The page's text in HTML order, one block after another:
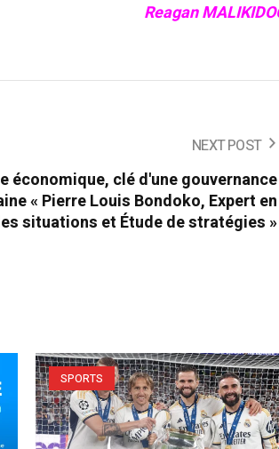
Reagan
NEXT POST
économique, clé d'une gouvernance
« Pierre Louis Bondoko, Expert en
situations et Étude de stratégies »
SPORTS